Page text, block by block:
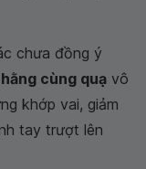
chưa đồng ý
cùng quạ vô
khớp vai, giảm
tay trượt lên